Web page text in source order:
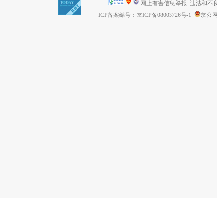
网上有害信息举报 违法和不
ICP备案编号：京ICP备08003726号-1
京公